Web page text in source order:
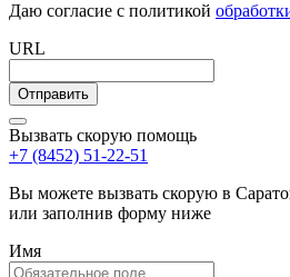
Даю согласие с политикой
URL
Вызвать скорую помощь
+7 (8452) 51-22-51
Вы можете вызвать скорую в
или заполнив форму ниже
Имя